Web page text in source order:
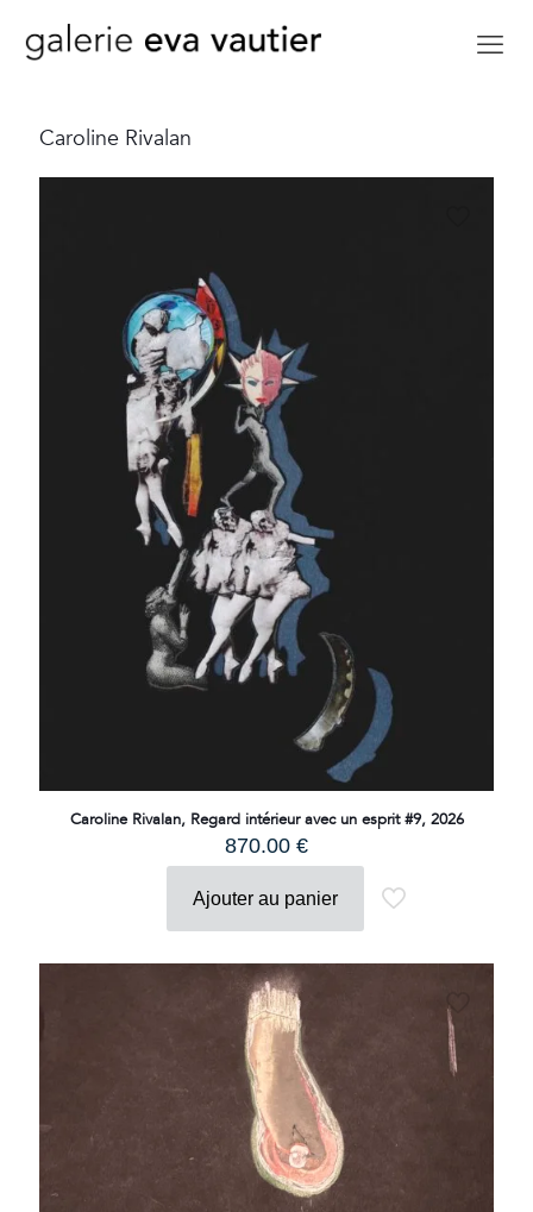
Caroline Rivalan
Caroline Rivalan, Regard intérieur avec un esprit #9, 2026
870.00 €
Ajouter au panier